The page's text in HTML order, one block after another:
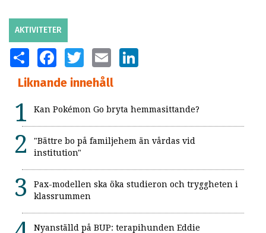
AKTIVITETER
SHARE FACEBOOKTWITTER EMAIL
Liknande innehåll
Kan Pokémon Go bryta hemmasittande?
"Bättre bo på familjehem än vårdas vid
institution"
Pax-modellen ska öka studieron och tryggheten i
klassrummen
Nyanställd på BUP: terapihunden Eddie